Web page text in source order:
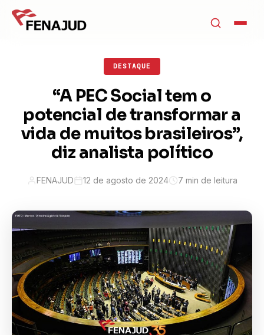
DESTAQUE
“A PEC Social tem o
potencial de transformar a
vida de muitos brasileiros”,
diz analista político
FENAJUD 12 de agosto de 2024 7 min de leitura